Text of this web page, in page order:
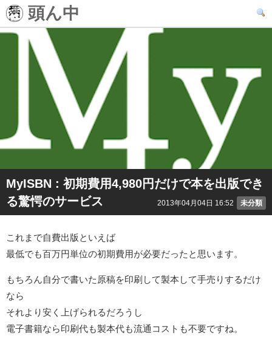
頭ん中
MyISBN : 初期費用4,980円だけで本を出版でき
る驚愕のサービス
2013年04月04日 16:52 未分類
これまで自費出版といえば
最低でも百万円単位の初期費用が必要だったと思います。
もちろん自分で書いた原稿を印刷して製本して手売りするだけ
なら
それより安く上げられるだろうし
電子書籍なら印刷代も製本代も流通コストも不要ですね。